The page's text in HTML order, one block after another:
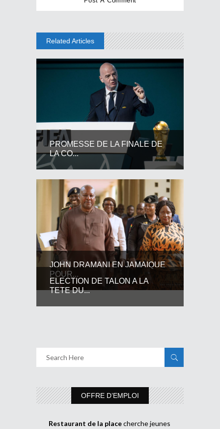
Related Articles
PROMESSE DE LA FINALE DE
LA CO...
JOHN DRAMANI EN JAMAIQUE
POUR...
ELECTION DE TALON A LA
TETE DU...
OFFRE D’EMPLOI
Restaurant de la placecherche jeunes